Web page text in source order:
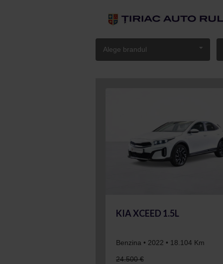
Alege brandul
KIA XCEED 1.5L
Benzina • 2022 • 18.104 Km
24.500 €